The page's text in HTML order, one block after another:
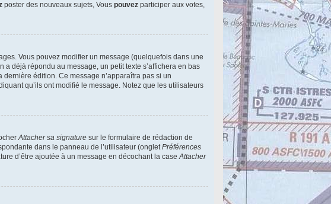
poster des nouveaux sujets, Vous pouvez participer aux votes,
Vous pouvez modifier un message (quelquefois dans une
a déjà répondu au message, un petit texte s’affichera en bas
édition. Ce message n’apparaîtra pas si un
qu’ils ont modifié le message. Notez que les utilisateurs
Attacher sa signature sur le formulaire de rédaction de
dans le panneau de l’utilisateur (ongletPréférences
d’être ajoutée à un message en décochant la caseAttacher